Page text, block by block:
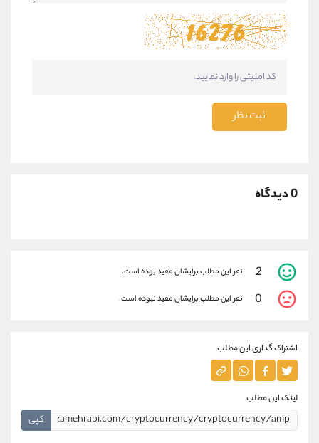
ثبت نظر
0 دیدگاه
2 نفر این مطلب برایشان مفید بوده است.
0 نفر این مطلب برایشان مفید نبوده است.
اشتراک گذاری این مطلب
لینک این مطلب
کپی